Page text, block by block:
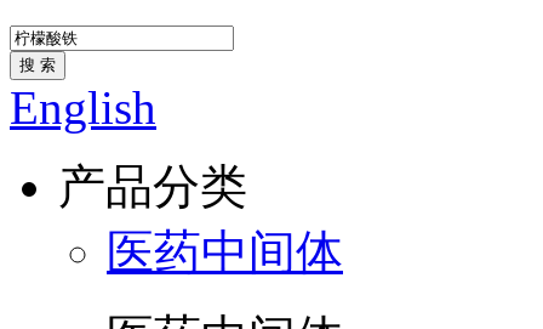
搜 索
English
产品分类
医药中间体